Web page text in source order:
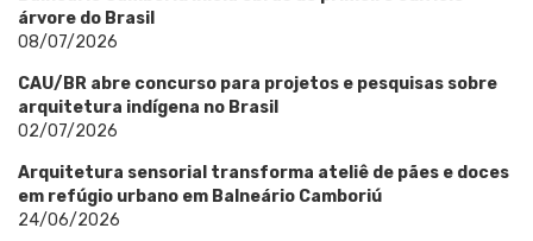
árvore do Brasil
08/07/2026
CAU/BR abre concurso para projetos e pesquisas sobre
arquitetura indígena no Brasil
02/07/2026
Arquitetura sensorial transforma ateliê de pães e doces
em refúgio urbano em Balneário Camboriú
24/06/2026